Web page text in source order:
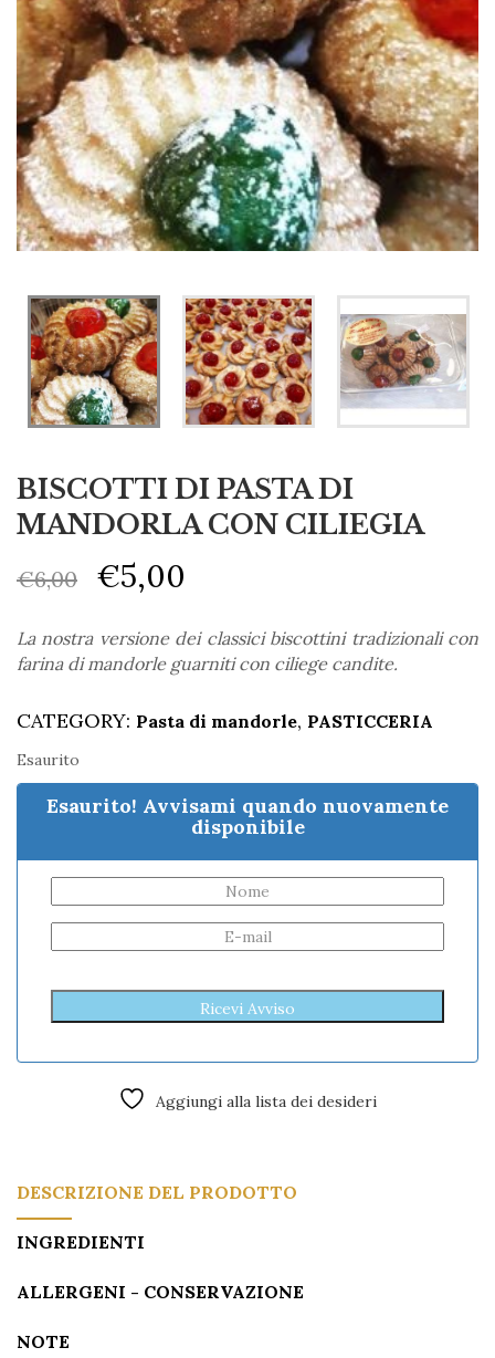
BISCOTTI DI PASTA DI
MANDORLA CON CILIEGIA
€6,00 €5,00
La nostra versione dei classici biscottini tradizionali con
farina di mandorle guarniti con ciliege candite.
CATEGORY: Pasta di mandorle, PASTICCERIA
Esaurito
Esaurito! Avvisami quando nuovamente
disponibile
Aggiungi alla lista dei desideri
DESCRIZIONE DEL PRODOTTO
INGREDIENTI
ALLERGENI - CONSERVAZIONE
NOTE